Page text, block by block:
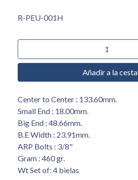
R-PEU-001H
Añadir a la cesta
Center to Center : 133.60mm.
Small End : 18.00mm.
Big End : 48.66mm.
B.E Width : 23.91mm.
ARP Bolts : 3/8"
Gram : 460 gr.
Wt Set of: 4 bielas